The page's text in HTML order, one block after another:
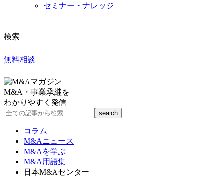
セミナー・ナレッジ
検索
無料相談
M&A・事業承継を
わかりやすく発信
コラム
M&Aニュース
M&Aを学ぶ
M&A用語集
日本M&Aセンター